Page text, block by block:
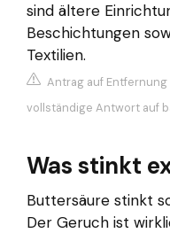
sind ältere
Beschichtungen
Textilien.
Antrag auf
vollständige Antwort auf
Was stinkt
Buttersäure stinkt
Der Geruch ist